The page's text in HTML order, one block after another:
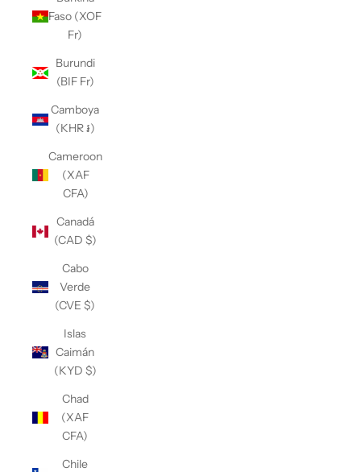
Faso (XOF
Fr)
Burundi
(BIF Fr)
Camboya
(KHR ៛)
Cameroon
(XAF
CFA)
Canadá
(CAD $)
Cabo
Verde
(CVE $)
Islas
Caimán
(KYD $)
Chad
(XAF
CFA)
Chile